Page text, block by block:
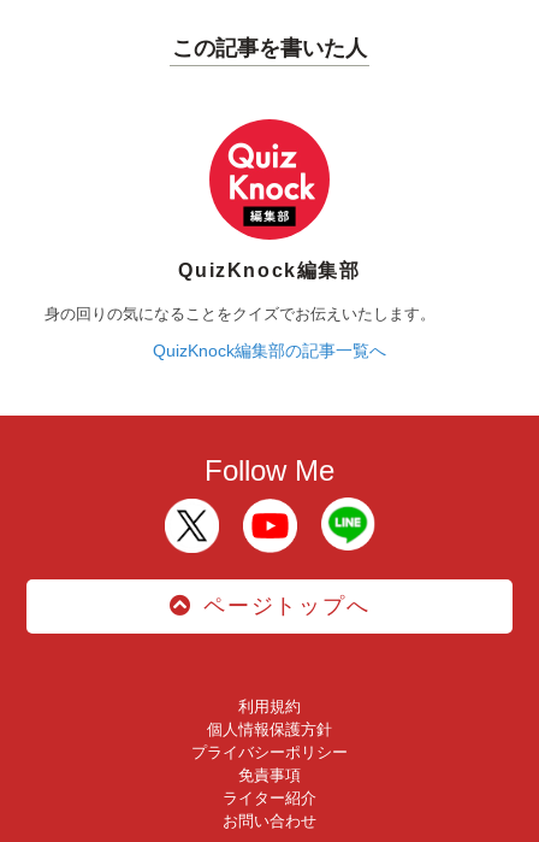
この記事を書いた人
QuizKnock編集部
身の回りの気になることをクイズでお伝えいたします。
QuizKnock編集部の記事一覧へ
Follow Me
ページトップへ
利用規約
個人情報保護方針
プライバシーポリシー
免責事項
ライター紹介
お問い合わせ